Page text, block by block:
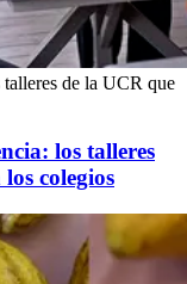
de la UCR que
los talleres
colegios